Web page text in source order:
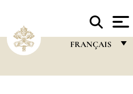
FRANÇAIS